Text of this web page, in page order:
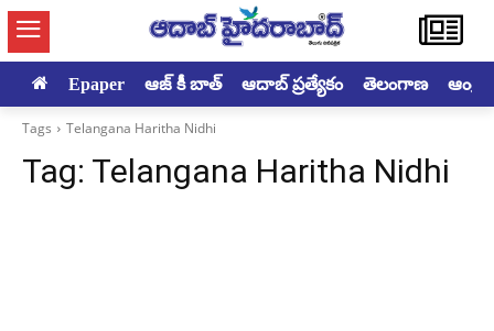
Epaper ఆజ్ కీ బాత్ ఆదాబ్ ప్రత్యేకం తెలంగాణ
Tags Telangana Haritha Nidhi
Tag: Telangana Haritha Nidhi